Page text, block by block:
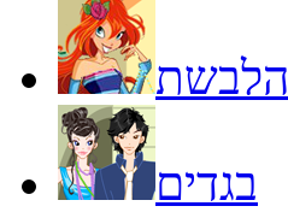
הלבשת
בגדים